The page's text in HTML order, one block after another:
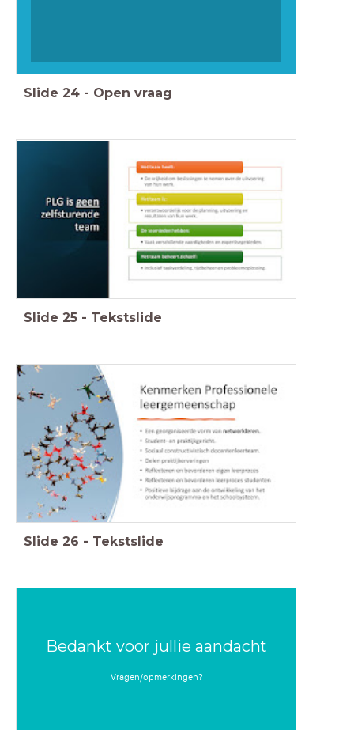
Slide 24 - Open vraag
Slide 25 - Tekstslide
Slide 26 - Tekstslide
Bedankt voor jullie aandacht
Vragen/opmerkingen?